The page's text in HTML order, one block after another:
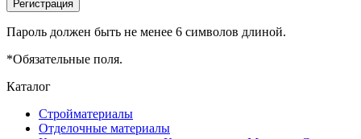
Пароль должен быть не менее 6 символов длиной.
*Обязательные поля.
Каталог
Стройматериалы
Отделочные материалы